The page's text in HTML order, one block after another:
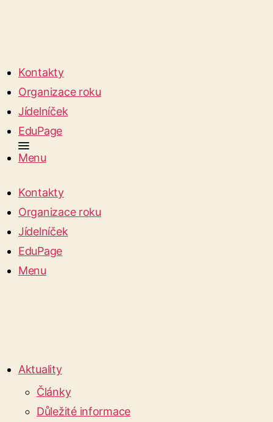
Kontakty
Organizace roku
Jídelníček
EduPage
Menu
Kontakty
Organizace roku
Jídelníček
EduPage
Menu
Aktuality
Články
Důležité informace